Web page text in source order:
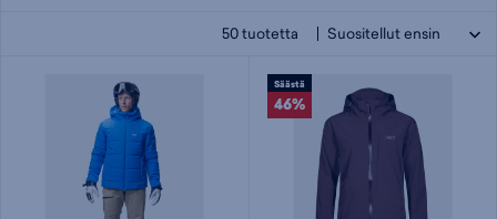
50tuotetta
Säästä
46%